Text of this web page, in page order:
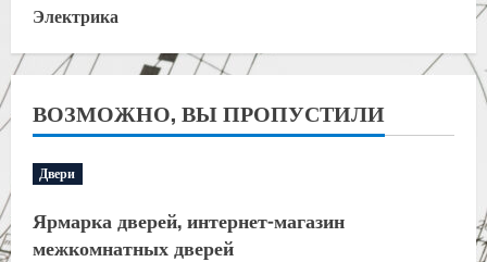
Электрика
ВОЗМОЖНО, ВЫ ПРОПУСТИЛИ
Двери
Ярмарка дверей, интернет-магазин
межкомнатных дверей